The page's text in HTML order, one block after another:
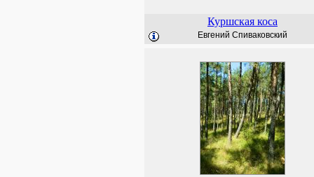
Куршская коса
Евгений Спиваковский